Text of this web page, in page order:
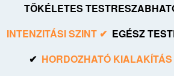
TÖKÉLETES
INTENZITÁSI SZINT ✔ EGÉSZ
✔ HORDOZHATÓ